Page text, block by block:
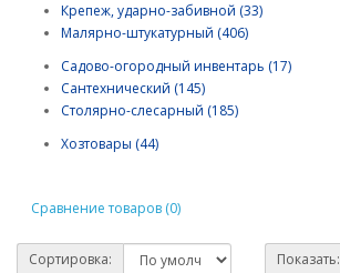
Крепеж, ударно-забивной (33)
Малярно-штукатурный (406)
Садово-огородный инвентарь (17)
Сантехнический (145)
Столярно-слесарный (185)
Хозтовары (44)
Сравнение товаров (0)
Сортировка: Показать: